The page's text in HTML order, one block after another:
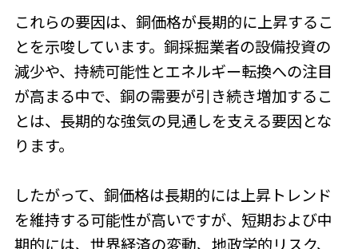
これらの要因は、銅価格が長期的に上昇するこ
とを示唆しています。銅採掘業者の設備投資の
減少や、持続可能性とエネルギー転換への注目
が高まる中で、銅の需要が引き続き増加するこ
とは、長期的な強気の見通しを支える要因とな
ります。
したがって、銅価格は長期的には上昇トレンド
を維持する可能性が高いですが、短期および中
期的には、世界経済の変動、地政学的リスク、